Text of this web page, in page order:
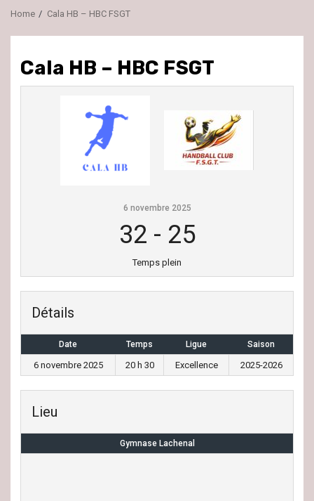
Home Cala HB – HBC FSGT
Cala HB – HBC FSGT
6 novembre 2025
32 - 25
Temps plein
Détails
Date Temps Ligue Saison
6 novembre 2025 20 h 30 Excellence 2025-2026
Lieu
Gymnase Lachenal